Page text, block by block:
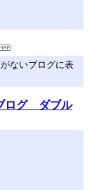
ないブログに表
ログ ダブル